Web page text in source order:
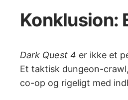
Konklusion:
Dark Quest 4 er ikke et
Et taktisk dungeon-
co-op og rigeligt med